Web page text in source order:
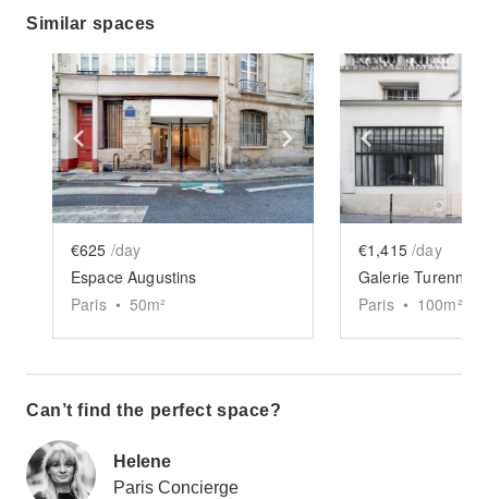
Similar spaces
Show previous slide Show next slide
€625 /day
Espace Augustins
Paris • 50m²
Show
€1,415 /day
Paris • 100m²
Can’t find the perfect space?
Helene
Paris Concierge